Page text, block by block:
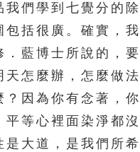
學到七覺分的除
包括很廣。確實，
．藍博士所說的，
天怎麼辦，怎麼做
？因為你有念著，
平等心裡面染淨都
是大道，是我們所